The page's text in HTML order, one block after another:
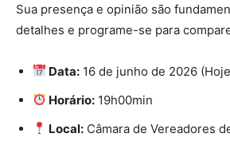
Sua presença e opinião são
detalhes e programe-se para
Data: 16 de junho de 2026
Horário: 19h00min
Local: Câmara de Vereadores